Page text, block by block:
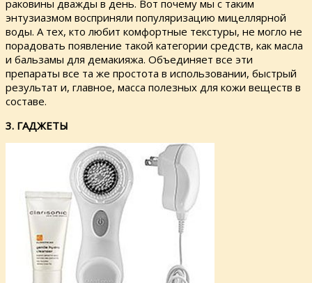
раковины дважды в день. Вот почему мы с таким
энтузиазмом восприняли популяризацию мицеллярной
воды. А тех, кто любит комфортные текстуры, не могло не
порадовать появление такой категории средств, как масла
и бальзамы для демакияжа. Объединяет все эти
препараты все та же простота в использовании, быстрый
результат и, главное, масса полезных для кожи веществ в
составе.
3. ГАДЖЕТЫ